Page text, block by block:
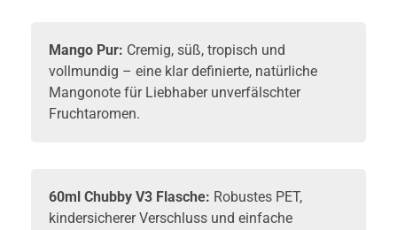
Mango Pur: Cremig, süß, tropisch und
vollmundig – eine klar definierte, natürliche
Mangonote für Liebhaber unverfälschter
Fruchtaromen.
60ml Chubby V3 Flasche: Robustes PET,
kindersicherer Verschluss und einfache